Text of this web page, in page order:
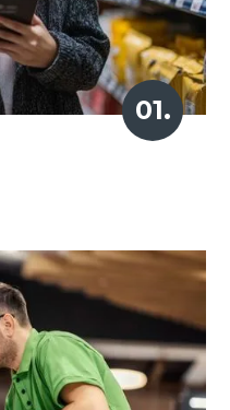
01.